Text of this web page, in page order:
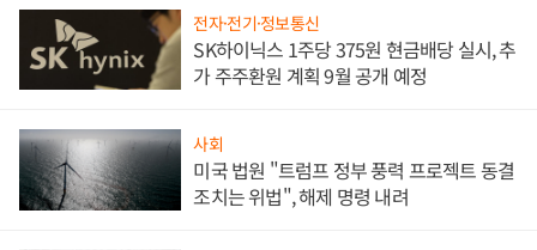
전자·전기·정보통신
SK하이닉스 1주당 375원 현금배당 실시, 추
가 주주환원 계획 9월 공개 예정
사회
미국 법원 "트럼프 정부 풍력 프로젝트 동결
조치는 위법", 해제 명령 내려